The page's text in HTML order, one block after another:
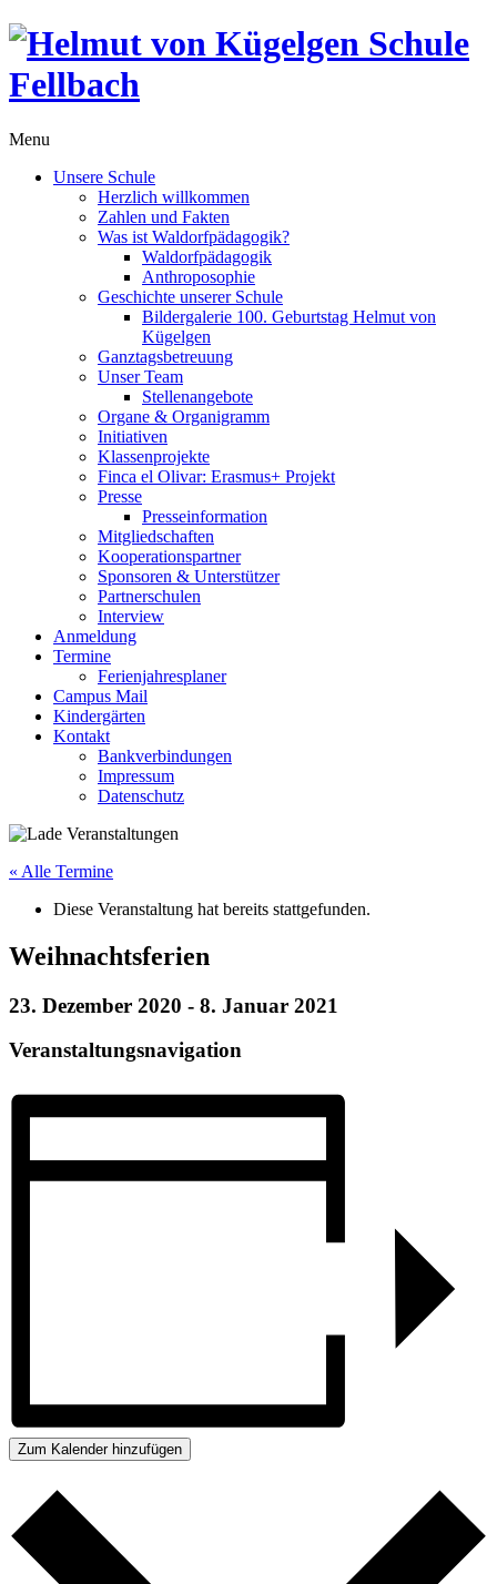
Menu
Unsere Schule
Herzlich willkommen
Zahlen und Fakten
Was ist Waldorfpädagogik?
Waldorfpädagogik
Anthroposophie
Geschichte unserer Schule
Bildergalerie 100. Geburtstag Helmut von
Kügelgen
Ganztagsbetreuung
Unser Team
Stellenangebote
Organe & Organigramm
Initiativen
Klassenprojekte
Finca el Olivar: Erasmus+ Projekt
Presse
Presseinformation
Mitgliedschaften
Kooperationspartner
Sponsoren & Unterstützer
Partnerschulen
Interview
Anmeldung
Termine
Ferienjahresplaner
Campus Mail
Kindergärten
Kontakt
Bankverbindungen
Impressum
Datenschutz
« Alle Termine
Diese Veranstaltung hat bereits stattgefunden.
Weihnachtsferien
23. Dezember 2020 - 8. Januar 2021
Veranstaltungsnavigation
Zum Kalender hinzufügen